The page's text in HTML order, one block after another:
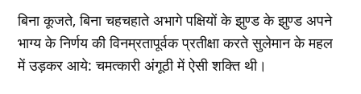
बिना कूजते, बिना चहचहाते अभागे पक्षियों के झुण्‍ड के झुण्‍ड अपने
भाग्‍य के निर्णय की विनम्रतापूर्वक प्रतीक्षा करते सुलेमान के महल
में उड़कर आये: चमत्‍कारी अंगूठी में ऐसी शक्ति थी।